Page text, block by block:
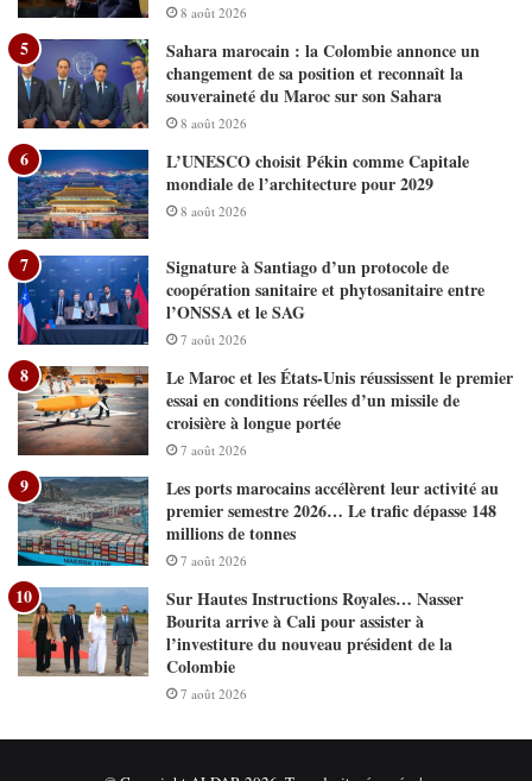
8 août 2026
Sahara marocain : la Colombie annonce un
changement de sa position et reconnaît la
souveraineté du Maroc sur son Sahara
8 août 2026
L’UNESCO choisit Pékin comme Capitale
mondiale de l’architecture pour 2029
8 août 2026
Signature à Santiago d’un protocole de
coopération sanitaire et phytosanitaire entre
l’ONSSA et le SAG
7 août 2026
Le Maroc et les États-Unis réussissent le premier
essai en conditions réelles d’un missile de
croisière à longue portée
7 août 2026
Les ports marocains accélèrent leur activité au
premier semestre 2026… Le trafic dépasse 148
millions de tonnes
7 août 2026
Sur Hautes Instructions Royales… Nasser
Bourita arrive à Cali pour assister à
l’investiture du nouveau président de la
Colombie
7 août 2026